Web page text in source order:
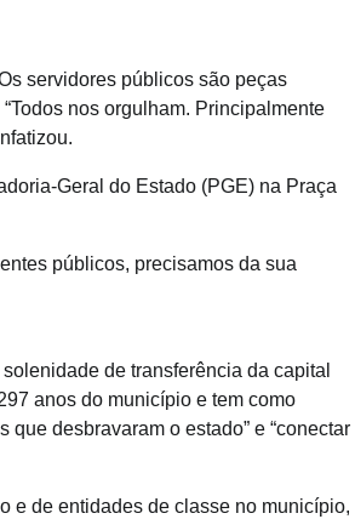
servidores públicos são peças
nos orgulham. Principalmente
Geral do Estado (PGE) na Praça
públicos, precisamos da sua
de transferência da capital
anos do município e tem como
desbravaram o estado” e “conectar
e de entidades de classe no município,